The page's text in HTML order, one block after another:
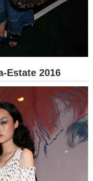
Estate 2016